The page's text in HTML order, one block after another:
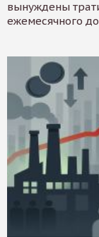
вынуждены
ежемесячного